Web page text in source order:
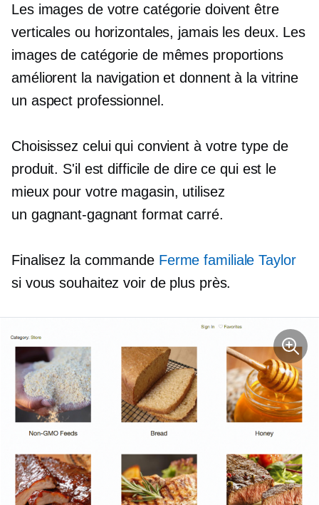
Les images de votre catégorie doivent être
verticales ou horizontales, jamais les deux. Les
images de catégorie de mêmes proportions
améliorent la navigation et donnent à la vitrine
un aspect professionnel.
Choisissez celui qui convient à votre type de
produit. S'il est difficile de dire ce qui est le
mieux pour votre magasin, utilisez
un gagnant-gagnant format carré.
Finalisez la commande Ferme familiale Taylor
si vous souhaitez voir de plus près.